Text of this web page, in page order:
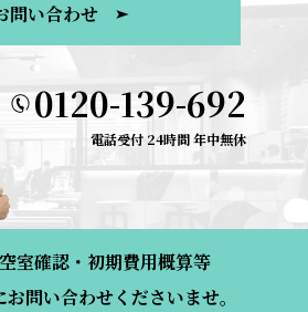
問い合わせ
0120-139-692
電話受付 24時間 年中無休
室確認・初期費用概算等
問い合わせくださいませ。